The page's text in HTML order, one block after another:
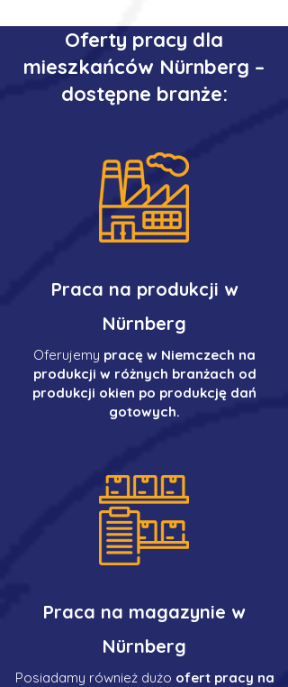
Oferty pracy dla
mieszkańców Nürnberg –
dostępne branże:
Praca na produkcji w
Nürnberg
Oferujemy pracę w Niemczech na
produkcji w różnych branżach od
produkcji okien po produkcję dań
gotowych.
Praca na magazynie w
Nürnberg
Posiadamy również dużo ofert pracy na